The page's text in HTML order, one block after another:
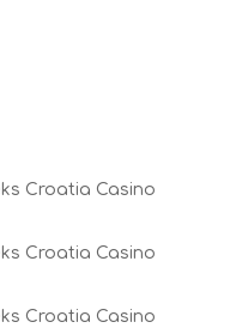
Croatia Casino
Croatia Casino
Croatia Casino